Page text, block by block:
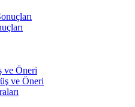
ve Öneri
ve Öneri